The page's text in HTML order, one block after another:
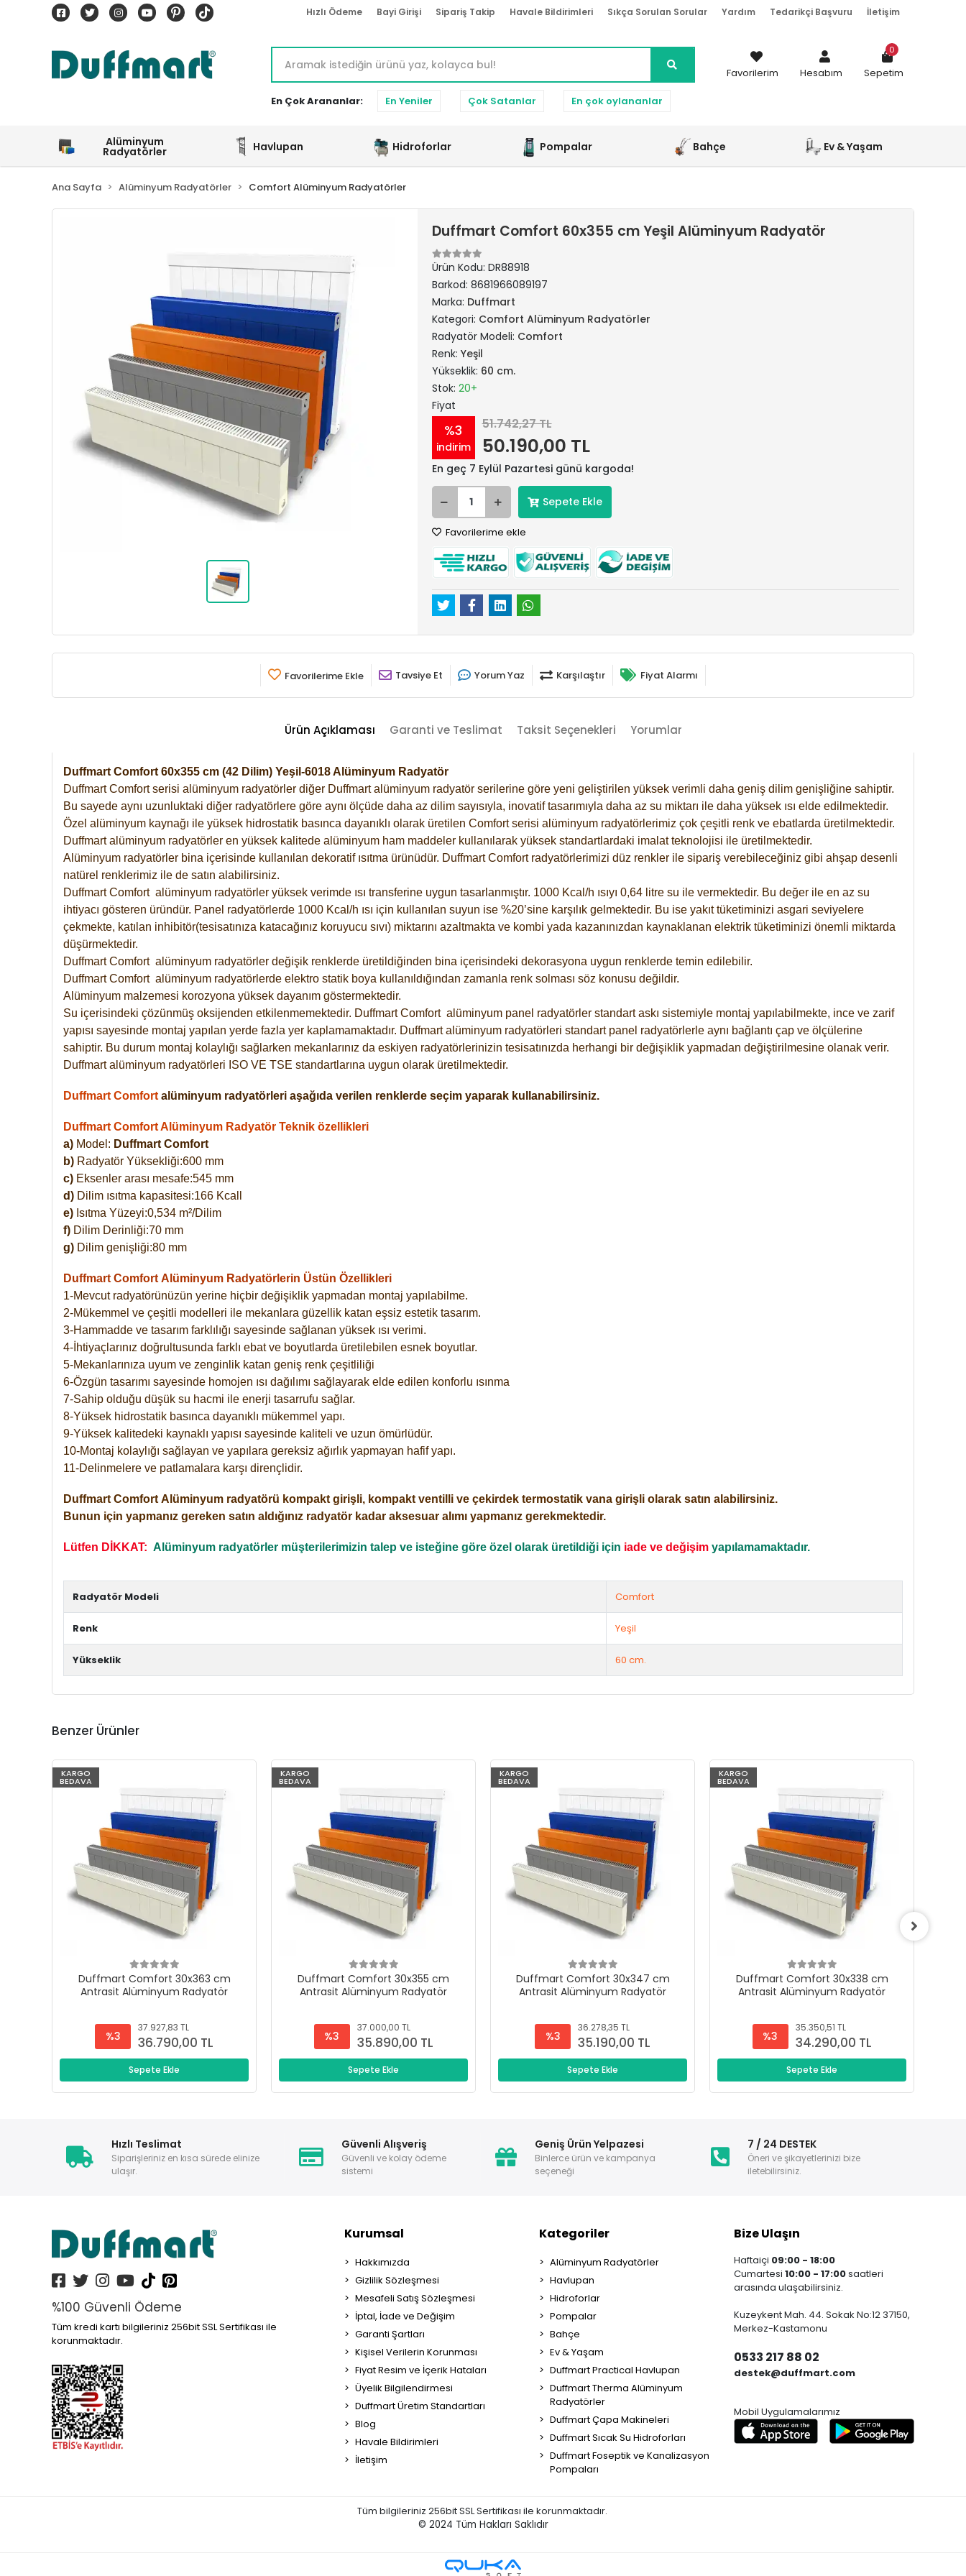
Hızlı Ödeme Bayi Girişi Sipariş Takip Havale Bildirimleri Sıkça Sorulan Sorular Yardım Tedarikçi Başvuru İletişim
En Çok Arananlar: En Yeniler Çok Satanlar En çok oylananlar
Favorilerim Hesabım Sepetim
0
Alüminyum
Radyatörler Havlupan Hidroforlar Pompalar Bahçe Ev & Yaşam
Ana Sayfa Alüminyum Radyatörler Comfort Alüminyum Radyatörler
Duffmart Comfort 60x355 cm Yeşil Alüminyum Radyatör
Ürün Kodu: DR88918
Barkod: 8681966089197
Marka: Duffmart
Kategori: Comfort Alüminyum Radyatörler
Radyatör Modeli: Comfort
Renk: Yeşil
Yükseklik: 60 cm.
Stok: 20+
Fiyat
%3
indirim
51.742,27 TL
50.190,00 TL
En geç 7 Eylül Pazartesi günü kargoda!
Sepete Ekle
Favorilerime ekle
Favorilerime Ekle Tavsiye Et Yorum Yaz Karşılaştır Fiyat Alarmı
Ürün Açıklaması Garanti ve Teslimat Taksit Seçenekleri Yorumlar
Duffmart Comfort 60x355 cm (42 Dilim) Yeşil-6018 Alüminyum Radyatör
Duffmart Comfort serisi alüminyum radyatörler diğer Duffmart alüminyum radyatör serilerine göre yeni geliştirilen yüksek verimli daha geniş dilim genişliğine sahiptir.
Bu sayede aynı uzunluktaki diğer radyatörlere göre aynı ölçüde daha az dilim sayısıyla, inovatif tasarımıyla daha az su miktarı ile daha yüksek ısı elde edilmektedir.
Özel alüminyum kaynağı ile yüksek hidrostatik basınca dayanıklı olarak üretilen Comfort serisi alüminyum radyatörlerimiz çok çeşitli renk ve ebatlarda üretilmektedir.
Duffmart alüminyum radyatörler en yüksek kalitede alüminyum ham maddeler kullanılarak yüksek standartlardaki imalat teknolojisi ile üretilmektedir.
Alüminyum radyatörler bina içerisinde kullanılan dekoratif ısıtma ürünüdür. Duffmart Comfort radyatörlerimizi düz renkler ile sipariş verebileceğiniz gibi ahşap desenli
natürel renklerimiz ile de satın alabilirsiniz.
Duffmart Comfort alüminyum radyatörler yüksek verimde ısı transferine uygun tasarlanmıştır. 1000 Kcal/h ısıyı 0,64 litre su ile vermektedir. Bu değer ile en az su
ihtiyacı gösteren üründür. Panel radyatörlerde 1000 Kcal/h ısı için kullanılan suyun ise %20’sine karşılık gelmektedir. Bu ise yakıt tüketiminizi asgari seviyelere
çekmekte, katılan inhibitör(tesisatınıza katacağınız koruyucu sıvı) miktarını azaltmakta ve kombi yada kazanınızdan kaynaklanan elektrik tüketiminizi önemli miktarda
düşürmektedir.
Duffmart Comfort alüminyum radyatörler değişik renklerde üretildiğinden bina içerisindeki dekorasyona uygun renklerde temin edilebilir.
DuffmartComfort alüminyum radyatörlerde elektro statik boya kullanıldığından zamanla renk solması söz konusu değildir.
Alüminyum malzemesi korozyona yüksek dayanım göstermektedir.
Su içerisindeki çözünmüş oksijenden etkilenmemektedir. DuffmartComfort alüminyum panel radyatörler standart askı sistemiyle montaj yapılabilmekte, ince ve zarif
yapısı sayesinde montaj yapılan yerde fazla yer kaplamamaktadır. Duffmart alüminyum radyatörleri standart panel radyatörlerle aynı bağlantı çap ve ölçülerine
sahiptir. Bu durum montaj kolaylığı sağlarken mekanlarınız da eskiyen radyatörlerinizin tesisatınızda herhangi bir değişiklik yapmadan değiştirilmesine olanak verir.
Duffmart alüminyum radyatörleri ISO VE TSE standartlarına uygun olarak üretilmektedir.
Duffmart Comfort alüminyum radyatörleri aşağıda verilen renklerde seçim yaparak kullanabilirsiniz.
Duffmart Comfort Alüminyum Radyatör Teknik özellikleri
a) Model: Duffmart Comfort
b) Radyatör Yüksekliği:600 mm
c) Eksenler arası mesafe:545 mm
d) Dilim ısıtma kapasitesi:166 Kcall
e) Isıtma Yüzeyi:0,534 m²/Dilim
f) Dilim Derinliği:70 mm
g) Dilim genişliği:80 mm
Duffmart Comfort Alüminyum Radyatörlerin Üstün Özellikleri
1-Mevcut radyatörünüzün yerine hiçbir değişiklik yapmadan montaj yapılabilme.
2-Mükemmel ve çeşitli modelleri ile mekanlara güzellik katan eşsiz estetik tasarım.
3-Hammadde ve tasarım farklılığı sayesinde sağlanan yüksek ısı verimi.
4-İhtiyaçlarınız doğrultusunda farklı ebat ve boyutlarda üretilebilen esnek boyutlar.
5-Mekanlarınıza uyum ve zenginlik katan geniş renk çeşitliliği
6-Özgün tasarımı sayesinde homojen ısı dağılımı sağlayarak elde edilen konforlu ısınma
7-Sahip olduğu düşük su hacmi ile enerji tasarrufu sağlar.
8-Yüksek hidrostatik basınca dayanıklı mükemmel yapı.
9-Yüksek kalitedeki kaynaklı yapısı sayesinde kaliteli ve uzun ömürlüdür.
10-Montaj kolaylığı sağlayan ve yapılara gereksiz ağırlık yapmayan hafif yapı.
11-Delinmelere ve patlamalara karşı dirençlidir.
Duffmart Comfort Alüminyum radyatörü kompakt girişli, kompakt ventilli ve çekirdek termostatik vana girişli olarak satın alabilirsiniz.
Bunun için yapmanız gereken satın aldığınız radyatör kadar aksesuar alımı yapmanız gerekmektedir.
Lütfen DİKKAT: Alüminyum radyatörler müşterilerimizin talep ve isteğine göre özel olarak üretildiği için iade ve değişim yapılamamaktadır.
Radyatör Modeli Comfort
Renk Yeşil
Yükseklik 60 cm.
Benzer Ürünler
KARGO
BEDAVA
Duffmart Comfort 30x363 cm
Antrasit Alüminyum Radyatör
%3
37.927,83 TL
36.790,00 TL
Sepete Ekle
KARGO
BEDAVA
Duffmart Comfort 30x355 cm
Antrasit Alüminyum Radyatör
%3
37.000,00 TL
35.890,00 TL
Sepete Ekle
KARGO
BEDAVA
Duffmart Comfort 30x347 cm
Antrasit Alüminyum Radyatör
%3
36.278,35 TL
35.190,00 TL
Sepete Ekle
KARGO
BEDAVA
Duffmart Comfort 30x338 cm
Antrasit Alüminyum Radyatör
%3
35.350,51 TL
34.290,00 TL
Sepete Ekle
Hızlı Teslimat
Siparişleriniz en kısa sürede elinize
ulaşır.
Güvenli Alışveriş
Güvenli ve kolay ödeme
sistemi
Geniş Ürün Yelpazesi
Binlerce ürün ve kampanya
seçeneği
7 / 24 DESTEK
Öneri ve şikayetlerinizi bize
iletebilirsiniz.
%100 Güvenli Ödeme
Tüm kredi kartı bilgileriniz 256bit SSL Sertifikası ile
korunmaktadır.
Kurumsal
Hakkımızda
Gizlilik Sözleşmesi
Mesafeli Satış Sözleşmesi
İptal, İade ve Değişim
Garanti Şartları
Kişisel Verilerin Korunması
Fiyat Resim ve İçerik Hataları
Üyelik Bilgilendirmesi
Duffmart Üretim Standartları
Blog
Havale Bildirimleri
İletişim
Kategoriler
Alüminyum Radyatörler
Havlupan
Hidroforlar
Pompalar
Bahçe
Ev & Yaşam
Duffmart Practical Havlupan
Duffmart Therma Alüminyum
Radyatörler
Duffmart Çapa Makineleri
Duffmart Sıcak Su Hidroforları
Duffmart Foseptik ve Kanalizasyon
Pompaları
Bize Ulaşın
Haftaiçi 09:00 - 18:00
Cumartesi 10:00 - 17:00saatleri
arasında ulaşabilirsiniz.
Kuzeykent Mah. 44. Sokak No:12 37150,
Merkez-Kastamonu
0533 217 88 02
destek@duffmart.com
Mobil Uygulamalarımız
Tüm bilgileriniz 256bit SSL Sertifikası ile korunmaktadır.
© 2024 Tüm Hakları Saklıdır